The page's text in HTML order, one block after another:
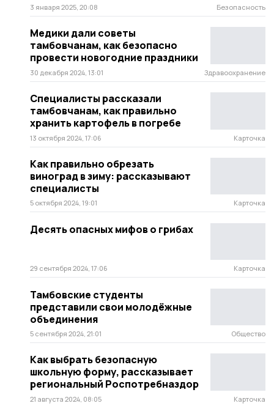
3 января 2025, 20:08 Безопасность
Медики дали советы
тамбовчанам, как безопасно
провести новогодние праздники
30 декабря 2024, 13:01 Здравоохранение
Специалисты рассказали
тамбовчанам, как правильно
хранить картофель в погребе
13 октября 2024, 17:06 Карточка
Как правильно обрезать
виноград в зиму: рассказывают
специалисты
5 октября 2024, 19:01 Карточка
Десять опасных мифов о грибах
29 сентября 2024, 17:06 Карточка
Тамбовские студенты
представили свои молодёжные
объединения
5 сентября 2024, 21:01 Общество
Как выбрать безопасную
школьную форму, рассказывает
региональный Роспотребназдор
21 августа 2024, 08:05 Карточка